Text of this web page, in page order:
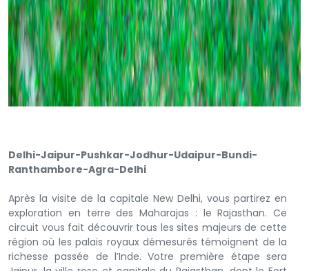
Delhi-Jaipur-Pushkar-Jodhur-Udaipur-Bundi-
Ranthambore-Agra-Delhi
Après la visite de la capitale New Delhi, vous partirez en
exploration en terre des Maharajas : le Rajasthan. Ce
circuit vous fait découvrir tous les sites majeurs de cette
région où les palais royaux démesurés témoignent de la
richesse passée de l’Inde. Votre première étape sera